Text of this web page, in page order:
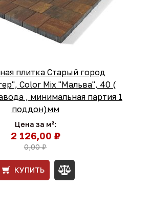
плитка Старый город
Color Mix "Мальва", 40 (
, минимальная партия 1
поддон)мм
Цена за м²:
2 126,00 ₽
0,00 ₽
КУПИТЬ